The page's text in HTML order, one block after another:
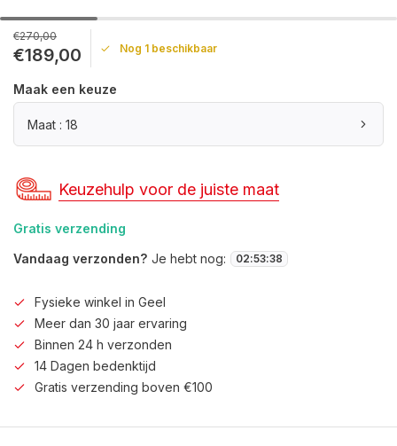
€270,00
€189,00 Nog 1 beschikbaar
Maak een keuze
Maat : 18
Keuzehulp voor de juiste maat
Gratis verzending
Vandaag verzonden? Je hebt nog: 02:53:38
Fysieke winkel in Geel
Meer dan 30 jaar ervaring
Binnen 24 h verzonden
14 Dagen bedenktijd
Gratis verzending boven €100